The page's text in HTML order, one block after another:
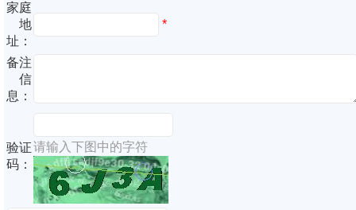
家庭
地
址：
*
备注
信
息：
验证
码：
请输入下图中的字符